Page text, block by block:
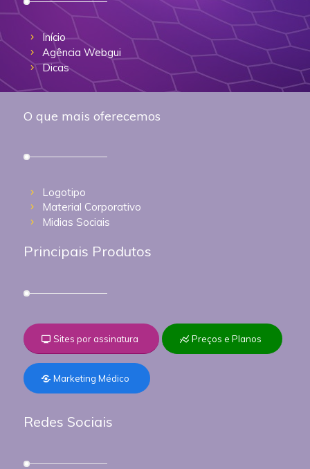
Início
Agência Webgui
Dicas
O que mais oferecemos
Logotipo
Material Corporativo
Midias Sociais
Principais Produtos
Sites por assinatura Preços e Planos
Marketing Médico
Redes Sociais